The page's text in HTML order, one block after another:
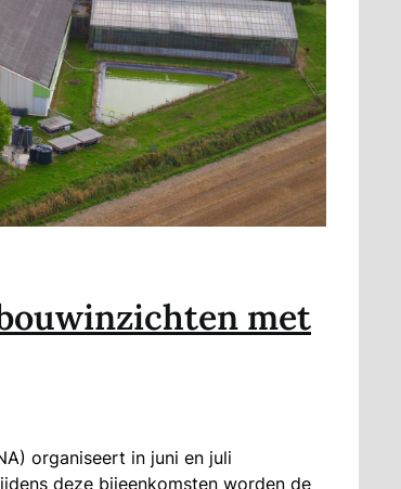
met
organiseert in juni en juli
deze bijeenkomsten worden de